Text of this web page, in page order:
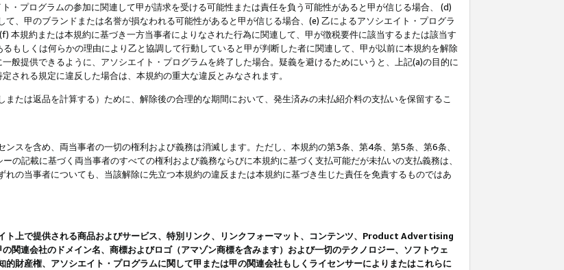
・プログラムの参加に関連して甲が請求を受ける可能性または責任を負う可能性があると甲が信じる場合、 (d)
、甲のブランドまたは名誉が損なわれる可能性があると甲が信じる場合、(e) 乙によるアソシエイト・プログラ
本規約または本規約に基づき一方当事者によりなされた行為に関連して、甲が徴税要件に該当するまたは該当す
もしくは何らかの理由により乙と協調して行動していると甲が判断した者に関連して、甲が以前に本規約を解除
般提供できるように、アソシエイト・プログラムを終了した場合。疑義を避けるためにいうと、上記(a)の目的に
される規定に違反した場合は、本規約の重大な違反とみなされます。
たは返品を計算する）ために、解除後の合理的な期間において、発生済みの未払紹介料の支払いを保留するこ
スを含め、両当事者の一切の権利および義務は消滅します。ただし、本規約の第3条、第4条、第5条、第6条、
の記載に基づく両当事者のすべての権利および義務ならびに本規約に基づく支払可能だが未払いの支払義務は、
の当事者についても、当該解除に先立つ本規約の違反または本規約に基づき生じた責任を免責するものではあ
ト上で提供される商品およびサービス、特別リンク、リンクフォーマット、コンテンツ、Product Advertising
関連会社のドメイン名、商標およびロゴ（アマゾン商標を含みます）および一切のテクノロジー、ソフトウェ
財産権、アソシエイト・プログラムに関して甲または甲の関連会社もしくライセンサーによりまたはこれらに